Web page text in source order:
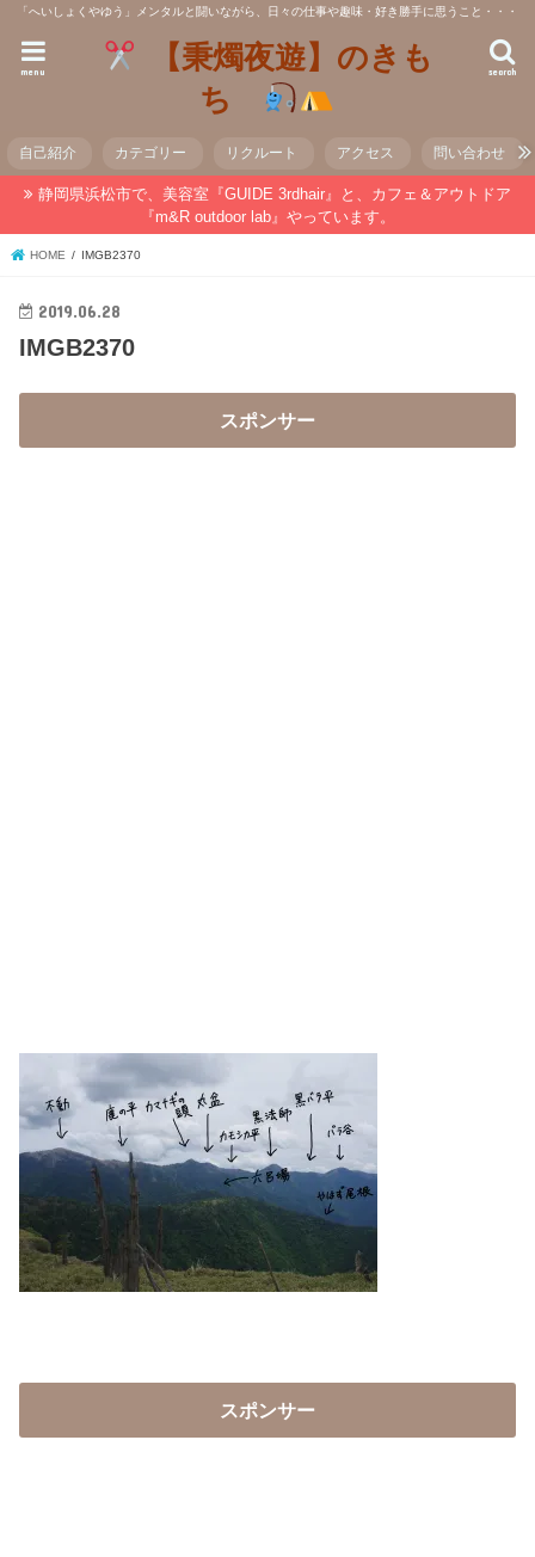
「へいしょくやゆう」メンタルと闘いながら、日々の仕事や趣味・好き勝手に思うこと・・・
【秉燭夜遊】のきも
ち
search
menu
自己紹介 カテゴリー リクルート アクセス 問い合わせ
静岡県浜松市で、美容室『GUIDE 3rdhair』と、カフェ＆アウトドア
『m&R outdoor lab』やっています。
HOME IMGB2370
2019.06.28
IMGB2370
スポンサー
スポンサー